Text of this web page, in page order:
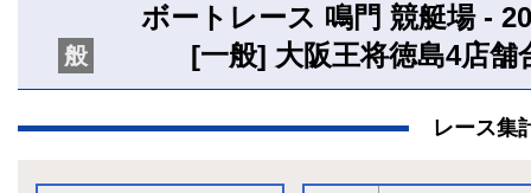
ボートレース 鳴門 競艇場 -
般 [一般] 大阪王将徳島4店
レース集